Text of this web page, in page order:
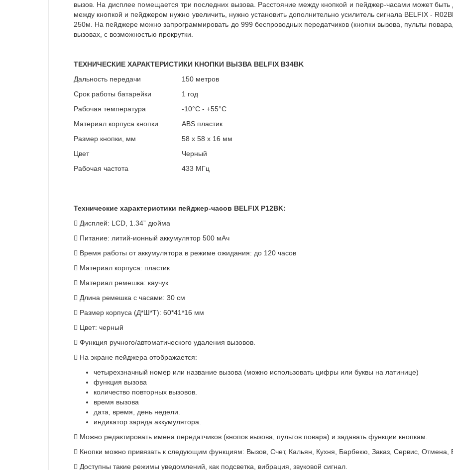
вызов. На дисплее помещается три последних вызова. Расстояние между кнопкой и пейджер-часами может
между кнопкой и пейджером нужно увеличить, нужно установить дополнительно усилитель сигнала BELFIX -
250м. На пейджере можно запрограммировать до 999 беспроводных передатчиков (кнопки вызова, пульты
вызовах, с возможностью прокрутки.
ТЕХНИЧЕСКИЕ ХАРАКТЕРИСТИКИ КНОПКИ ВЫЗВА BELFIX B34BK
Дальность передачи
150 метров
Срок работы батарейки
1 год
Рабочая температура
-10°С - +55°С
Материал корпуса кнопки
АВS пластик
Размер кнопки, мм
58 х 58 х 16 мм
Цвет
Черный
Рабочая частота
433 МГц
Технические характеристики пейджер-часов BELFIX P12BK:
 Дисплей: LCD, 1.34” дюйма
 Питание: литий-ионный аккумулятор 500 мАч
 Время работы от аккумулятора в режиме ожидания: до 120 часов
 Материал корпуса: пластик
 Материал ремешка: каучук
 Длина ремешка с часами: 30 см
 Размер корпуса (Д*Ш*Т): 60*41*16 мм
 Цвет: черный
 Функция ручного/автоматического удаления вызовов.
 На экране пейджера отображается:
четырехзначный номер или название вызова (можно использовать цифры или буквы на латинице)
функция вызова
количество повторных вызовов.
время вызова
дата, время, день недели.
индикатор заряда аккумулятора.
 Можно редактировать имена передатчиков (кнопок вызова, пультов повара) и задавать функции кнопкам.
 Кнопки можно привязать к следующим функциям: Вызов, Счет, Кальян, Кухня, Барбекю, Заказ, Сервис,
 Доступны такие режимы уведомлений, как подсветка, вибрация, звуковой сигнал.